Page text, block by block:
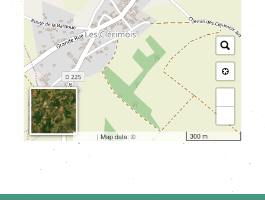
300 m
Leaflet | Map data: © OpenStreetMap